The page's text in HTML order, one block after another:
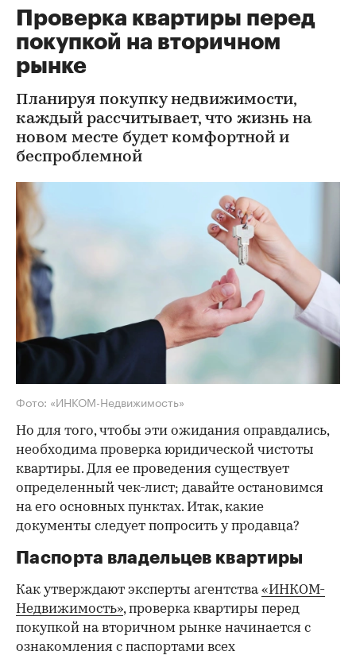
Проверка квартиры перед
покупкой на вторичном
рынке
Планируя покупку недвижимости,
каждый рассчитывает, что жизнь на
новом месте будет комфортной и
беспроблемной
Фото: «ИНКОМ-Недвижимость»
Но для того, чтобы эти ожидания оправдались,
необходима проверка юридической чистоты
квартиры. Для ее проведения существует
определенный чек-лист; давайте остановимся
на его основных пунктах. Итак, какие
документы следует попросить у продавца?
Паспорта владельцев квартиры
Как утверждают эксперты агентства«ИНКОМ-
Недвижимость», проверка квартиры перед
покупкой на вторичном рынке начинается с
ознакомления с паспортами всех